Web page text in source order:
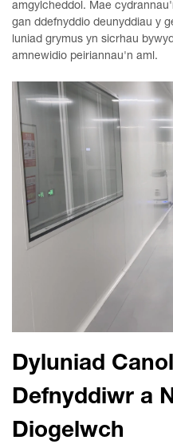
amgylcheddol. Mae
gan ddefnyddio deunyddiau y
luniad grymus yn sicrhau
amnewidio peiriannau'n aml.
Dyluniad
Defnyddiwr a
Diogelwch